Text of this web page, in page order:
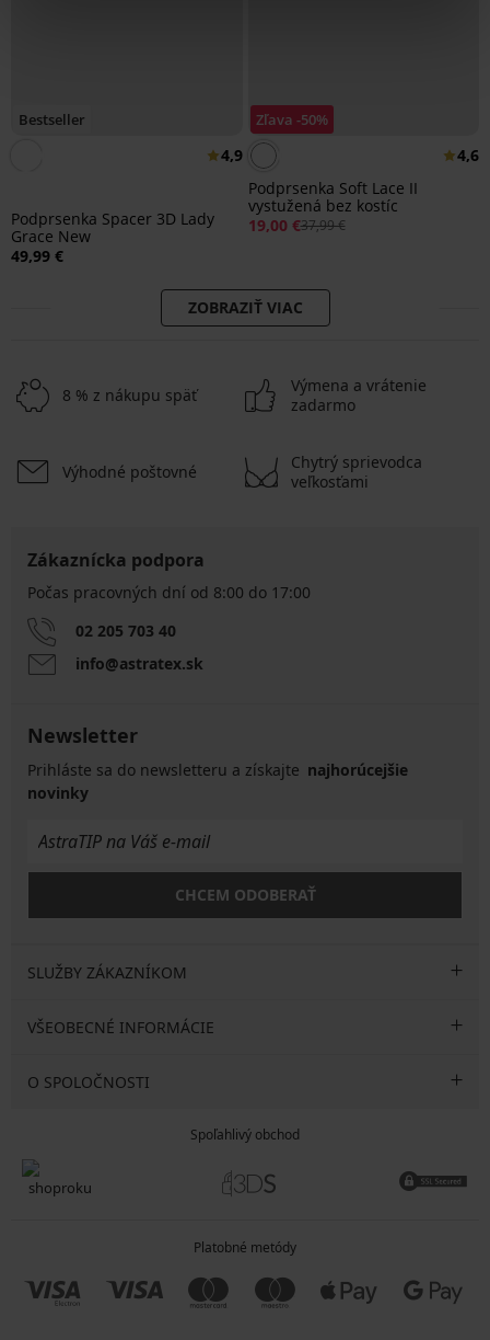
Bestseller
4,9
Podprsenka Spacer 3D Lady
Grace New
49,99 €
Zľava -50%
4,6
Podprsenka Soft Lace II
vystužená bez kostíc
19,00 €37,99 €
ZOBRAZIŤ VIAC
8 % z nákupu späť
Výmena a vrátenie
zadarmo
Výhodné poštovné
Chytrý sprievodca
veľkosťami
Zákaznícka podpora
Počas pracovných dní od 8:00 do 17:00
02 205 703 40
info@astratex.sk
Newsletter
Prihláste sa do newsletteru a získajte najhorúcejšie
novinky
CHCEM ODOBERAŤ
SLUŽBY ZÁKAZNÍKOM
VŠEOBECNÉ INFORMÁCIE
O SPOLOČNOSTI
Spoľahlivý obchod
Platobné metódy